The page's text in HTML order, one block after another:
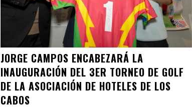
JORGE CAMPOS ENCABEZARÁ LA
INAUGURACIÓN DEL 3ER TORNEO DE GOLF
DE LA ASOCIACIÓN DE HOTELES DE LOS
CABOS